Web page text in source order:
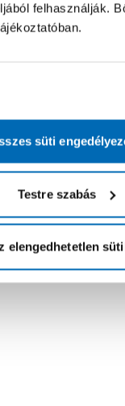
felhasználják.
süti
Testre szabás
elengedhetetlen